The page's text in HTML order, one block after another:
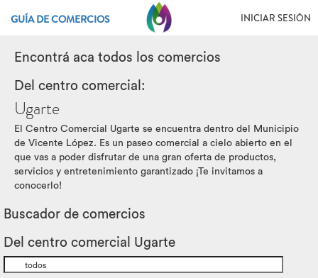
GUÍA DE COMERCIOS INICIAR SESIÓN
Encontrá aca todos los comercios
Del centro comercial:
Ugarte
El Centro Comercial Ugarte se encuentra dentro del Municipio
de Vicente López. Es un paseo comercial a cielo abierto en el
que vas a poder disfrutar de una gran oferta de productos,
servicios y entretenimiento garantizado ¡Te invitamos a
conocerlo!
Buscador de comercios
Del centro comercial Ugarte